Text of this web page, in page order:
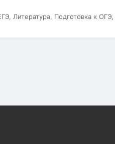
Литература, Подготовка к